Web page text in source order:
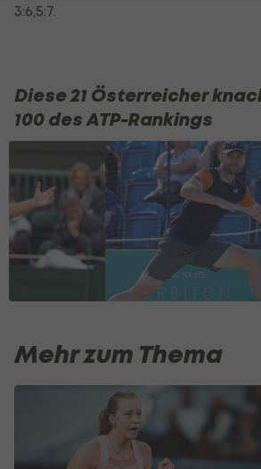
3:6,5:7.
Diese 21 Österreicher
100 des ATP-Rankings
Mehr zum Thema